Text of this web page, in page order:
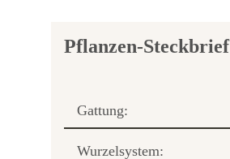
Pflanzen-Steckbrief
Gattung:
Wurzelsystem: